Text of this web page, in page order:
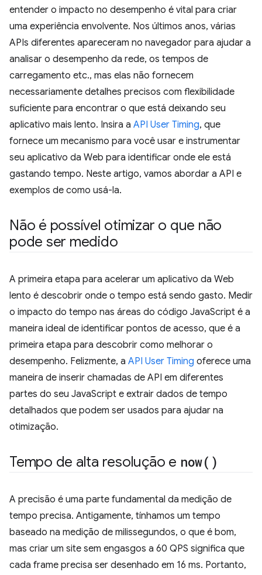
entender o impacto no desempenho é vital para criar
uma experiência envolvente. Nos últimos anos, várias
APIs diferentes apareceram no navegador para ajudar a
analisar o desempenho da rede, os tempos de
carregamento etc., mas elas não fornecem
necessariamente detalhes precisos com flexibilidade
suficiente para encontrar o que está deixando seu
aplicativo mais lento. Insira a API User Timing, que
fornece um mecanismo para você usar e instrumentar
seu aplicativo da Web para identificar onde ele está
gastando tempo. Neste artigo, vamos abordar a API e
exemplos de como usá-la.
Não é possível otimizar o que não
pode ser medido
A primeira etapa para acelerar um aplicativo da Web
lento é descobrir onde o tempo está sendo gasto. Medir
o impacto do tempo nas áreas do código JavaScript é a
maneira ideal de identificar pontos de acesso, que é a
primeira etapa para descobrir como melhorar o
desempenho. Felizmente, a API User Timing oferece uma
maneira de inserir chamadas de API em diferentes
partes do seu JavaScript e extrair dados de tempo
detalhados que podem ser usados para ajudar na
otimização.
Tempo de alta resolução e now( )
A precisão é uma parte fundamental da medição de
tempo precisa. Antigamente, tínhamos um tempo
baseado na medição de milissegundos, o que é bom,
mas criar um site sem engasgos a 60 QPS significa que
cada frame precisa ser desenhado em 16 ms. Portanto,